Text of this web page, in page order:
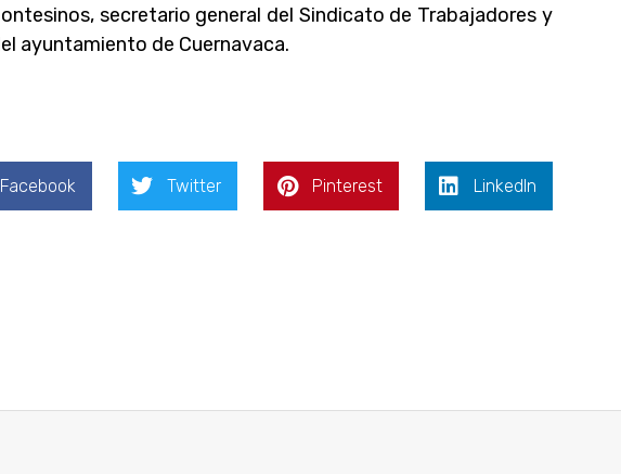
secretario general del Sindicato de Trabajadores y
ayuntamiento de Cuernavaca.
Facebook Twitter Pinterest LinkedIn